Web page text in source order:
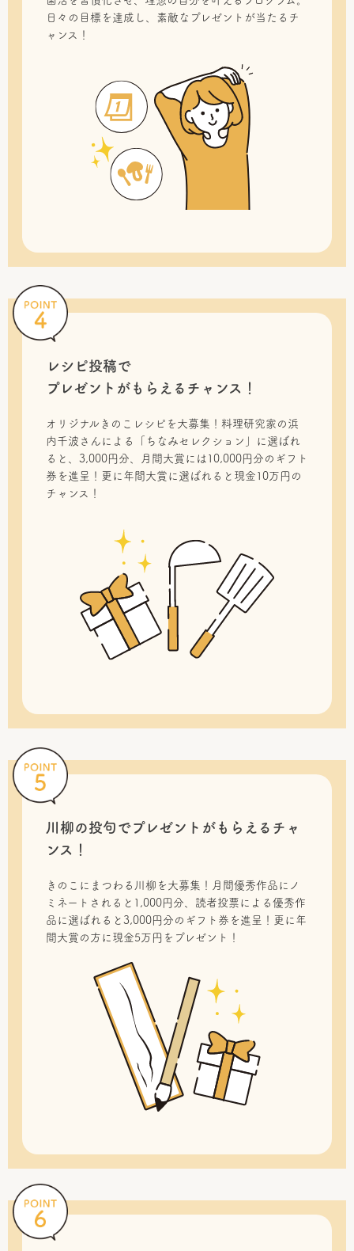
日々の目標を達成し、素敵なプレゼントが当たるチ
ャンス！
レシピ投稿で
プレゼントがもらえるチャンス！
オリジナルきのこレシピを大募集！料理研究家の浜
内千波さんによる「ちなみセレクション」に選ばれ
ると、3,000円分、月間大賞には10,000円分のギフト
券を進呈！更に年間大賞に選ばれると現金10万円の
チャンス！
川柳の投句でプレゼントがもらえるチャ
ンス！
きのこにまつわる川柳を大募集！月間優秀作品にノ
ミネートされると1,000円分、読者投票による優秀作
品に選ばれると3,000円分のギフト券を進呈！更に年
間大賞の方に現金5万円をプレゼント！